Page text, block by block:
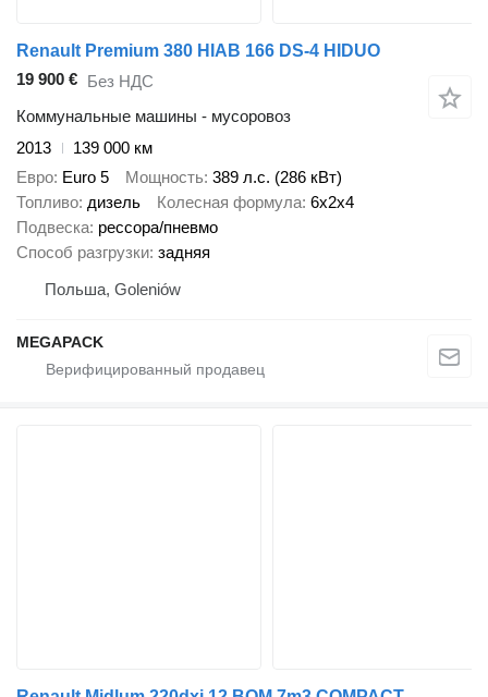
Renault Premium 380 HIAB 166 DS-4 HIDUO
19 900 € Без НДС
Коммунальные машины - мусоровоз
2013
139 000 км
Евро Euro 5 Мощность 389 л.с. (286 кВт)
Топливо дизель Колесная формула 6x2x4
Подвеска рессора/пневмо
Способ разгрузки задняя
Польша, Goleniów
MEGAPACK